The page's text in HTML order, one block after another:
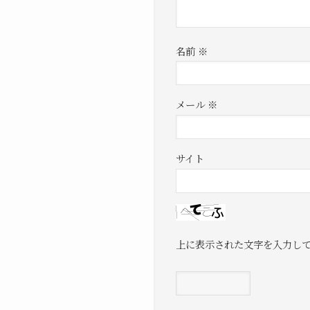
名前 ※
メール ※
サイト
上に表示された文字を入力し